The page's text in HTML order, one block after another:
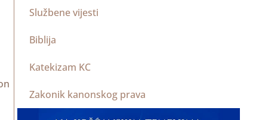
Službene vijesti
Biblija
Katekizam KC
Zakonik kanonskog prava